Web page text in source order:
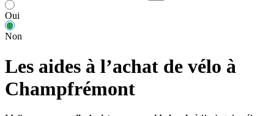
Oui
Non
Les aides à l’achat de vélo à
Champfrémont